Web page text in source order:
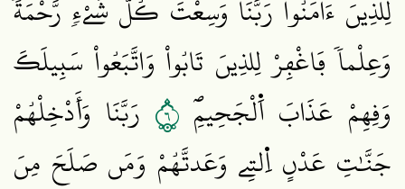
لِلذِينَ ءَامَنُواْۖ رَبَّنَا وَسِعْتَ كُلَّ شَےْءٖ رَّحْمَةٗ
وَعِلْماٗ فَاغْفِرْ لِلذِينَ تَابُواْ وَاتَّبَعُواْ سَبِيلَكَ
وَقِهِمْ عَذَابَ اَ۬لْجَحِيمِۖ ٦ رَبَّنَا وَأَدْخِلْهُمْ
جَنَّٰتِ عَدْنٍ اِ۬لتِے وَعَدتَّهُمْ وَمَن صَلَحَ مِنَ